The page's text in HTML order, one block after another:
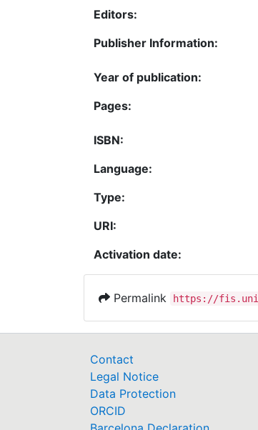
Editors:
Publisher Information:
Year of publication:
Pages:
ISBN:
Language:
Type:
URI:
Activation date:
Permalink https://fis.uni-
Contact
Legal Notice
Data Protection
ORCID